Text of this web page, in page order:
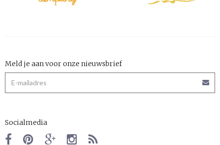
Meld je aan voor onze nieuwsbrief
Socialmedia